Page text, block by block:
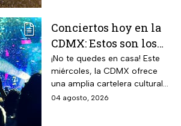
Conciertos hoy en la
CDMX: Estos son los
mejores planes
musicales para este
miércoles 5 de agosto
¡No te quedes en casa! Este
miércoles, la CDMX ofrece
una amplia cartelera cultural
para todos los gustos.
04 agosto, 2026